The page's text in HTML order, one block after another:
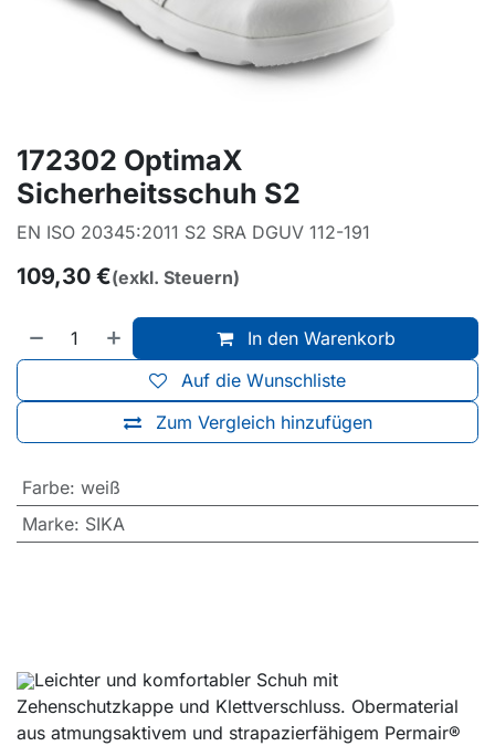
172302 OptimaX
Sicherheitsschuh S2
EN ISO 20345:2011 S2 SRA DGUV 112-191
109,30 €(exkl. Steuern)
In den Warenkorb
Zum Vergleich hinzufügen
Auf die Wunschliste
Farbe: weiß
Marke: SIKA
Leichter und komfortabler Schuh mit
Zehenschutzkappe und Klettverschluss. Obermaterial
aus atmungsaktivem und strapazierfähigem Permair®